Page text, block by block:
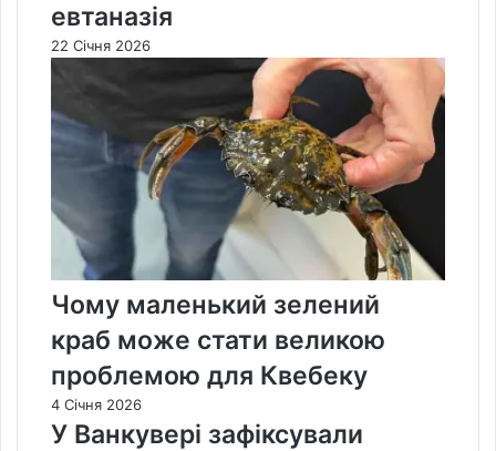
евтаназія
22 Січня 2026
Чому маленький зелений
краб може стати великою
проблемою для Квебеку
4 Січня 2026
У Ванкувері зафіксували